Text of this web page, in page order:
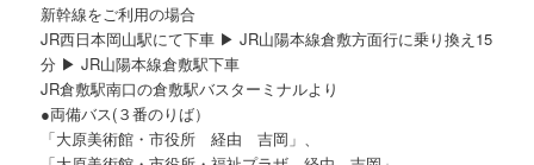
新幹線をご利用の場合
JR西日本岡山駅にて下車 ▶ JR山陽本線倉敷方面行に乗り換え15
分 ▶ JR山陽本線倉敷駅下車
JR倉敷駅南口の倉敷駅バスターミナルより
●両備バス(３番のりば）
「大原美術館・市役所 経由 吉岡」、